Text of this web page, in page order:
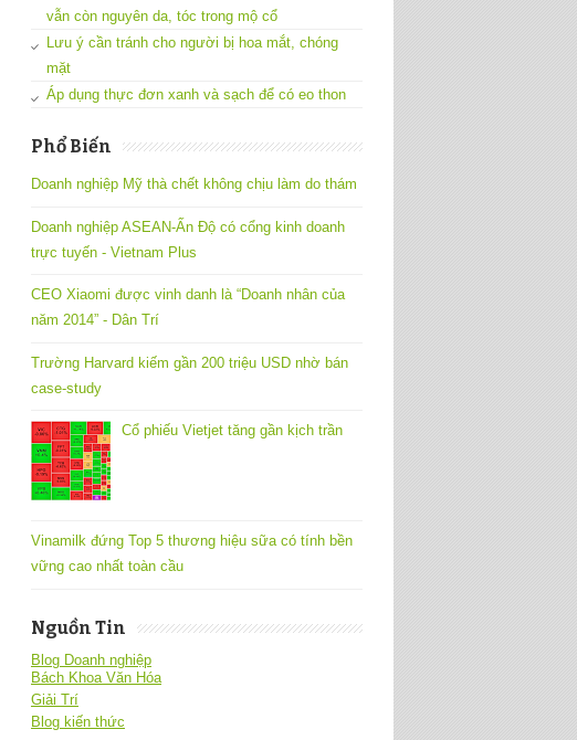
vẫn còn nguyên da, tóc trong mộ cổ
Lưu ý cần tránh cho người bị hoa mắt, chóng
mặt
Áp dụng thực đơn xanh và sạch để có eo thon
Phổ Biến
Doanh nghiệp Mỹ thà chết không chịu làm do thám
Doanh nghiệp ASEAN-Ấn Độ có cổng kinh doanh
trực tuyến - Vietnam Plus
CEO Xiaomi được vinh danh là “Doanh nhân của
năm 2014” - Dân Trí
Trường Harvard kiếm gần 200 triệu USD nhờ bán
case-study
Cổ phiếu Vietjet tăng gần kịch trần
Vinamilk đứng Top 5 thương hiệu sữa có tính bền
vững cao nhất toàn cầu
Nguồn Tin
Blog Doanh nghiệp
Bách Khoa Văn Hóa
Giải Trí
Blog kiến thức